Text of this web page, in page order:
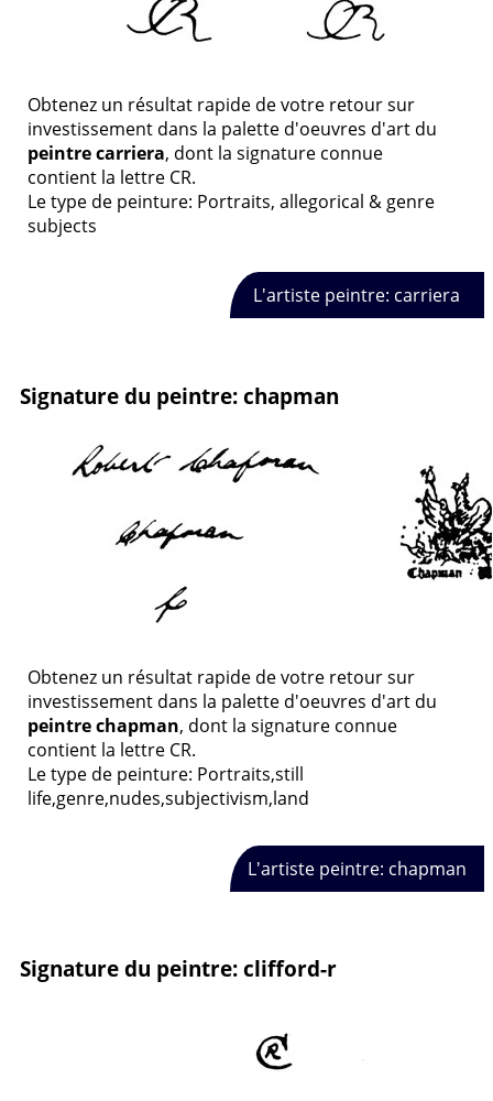
Obtenez un résultat rapide de votre retour sur
investissement dans la palette d'oeuvres d'art du
peintre carriera, dont la signature connue
contient la lettre CR.
Le type de peinture: Portraits, allegorical & genre
subjects
L'artiste peintre: carriera
Signature du peintre: chapman
Obtenez un résultat rapide de votre retour sur
investissement dans la palette d'oeuvres d'art du
peintre chapman, dont la signature connue
contient la lettre CR.
Le type de peinture: Portraits,still
life,genre,nudes,subjectivism,land
L'artiste peintre: chapman
Signature du peintre: clifford-r